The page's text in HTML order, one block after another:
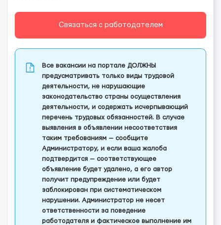
Связаться с работодателем
Все вакансии на портале ДОЛЖНЫ
предусматривать только виды трудовой
деятельности, не нарушающие
законодательство страны осуществления
деятельности, и содержать исчерпывающий
перечень трудовых обязанностей. В случае
выявления в объявлении несоответствия
таким требованиям — сообщите
Администратору, и если ваша жалоба
подтвердится — соответствующее
объявление будет удалено, а его автор
получит предупреждение или будет
заблокирован при систематическом
нарушении. Администратор не несет
ответственности за поведение
работодателя и фактическое выполнение им